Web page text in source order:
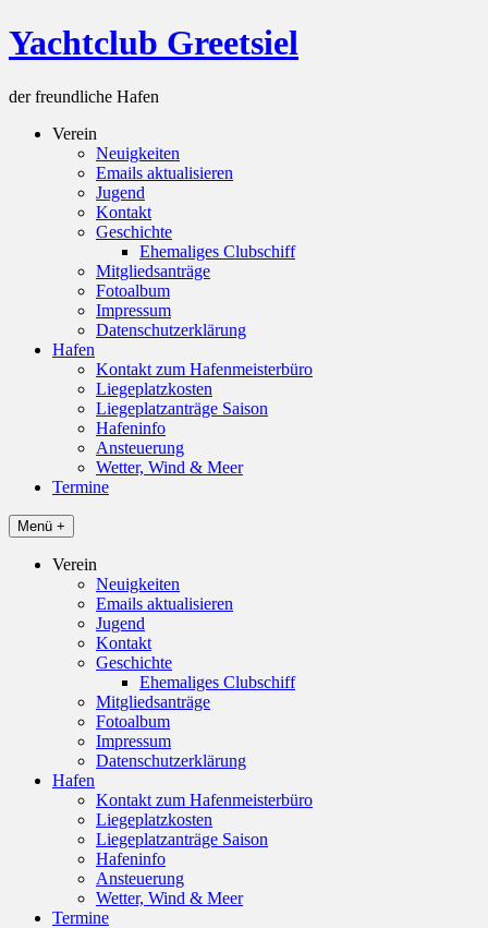
Skip
to
Yachtclub Greetsiel
der freundliche Hafen
Verein
Neuigkeiten
Emails aktualisieren
Jugend
Kontakt
Geschichte
Ehemaliges Clubschiff
Mitgliedsanträge
Fotoalbum
Impressum
Datenschutzerklärung
Hafen
Kontakt zum Hafenmeisterbüro
Liegeplatzkosten
Liegeplatzanträge Saison
Hafeninfo
Ansteuerung
Wetter, Wind & Meer
Termine
Menü +
Verein
Neuigkeiten
Emails aktualisieren
Jugend
Kontakt
Geschichte
Ehemaliges Clubschiff
Mitgliedsanträge
Fotoalbum
Impressum
Datenschutzerklärung
Hafen
Kontakt zum Hafenmeisterbüro
Liegeplatzkosten
Liegeplatzanträge Saison
Hafeninfo
Ansteuerung
Wetter, Wind & Meer
Termine